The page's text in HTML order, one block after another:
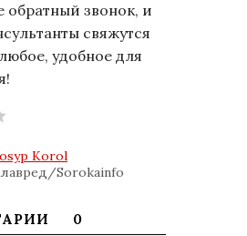
обратный звонок, и
свяжутся
удобное для
Korol
Sorokainfo
0